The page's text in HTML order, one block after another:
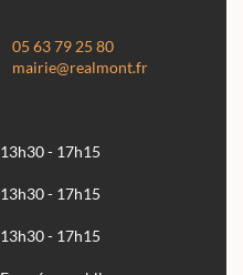
05 63 79 25 80
mairie@realmont.fr
- 17h15
- 17h15
- 17h15